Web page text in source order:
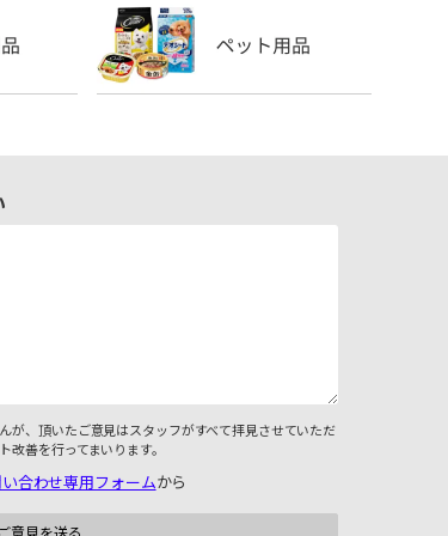
が、頂いたご意見はスタッフがすべて拝見させていただ
改善を行ってまいります。
合わせ専用フォームから